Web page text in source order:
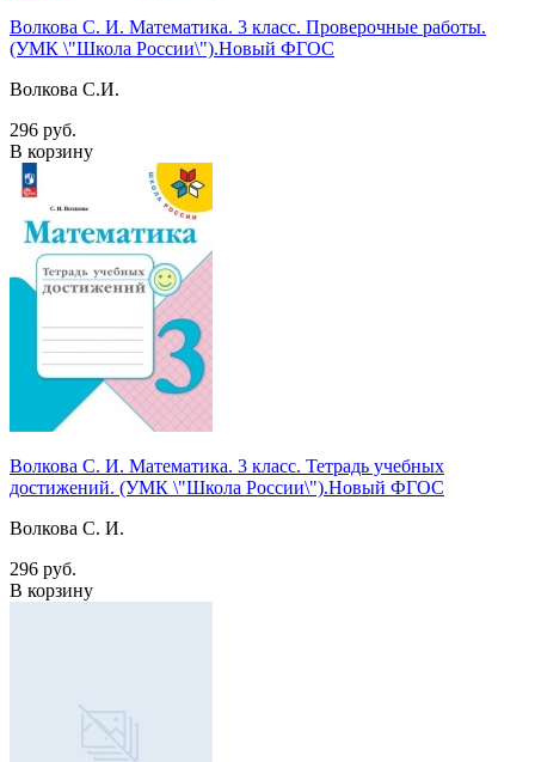
Волкова С. И. Математика. 3 класс. Проверочные работы.
(УМК \"Школа России\").Новый ФГОС
Волкова С.И.
296 руб.
В корзину
Волкова С. И. Математика. 3 класс. Тетрадь учебных
достижений. (УМК \"Школа России\").Новый ФГОС
Волкова С. И.
296 руб.
В корзину